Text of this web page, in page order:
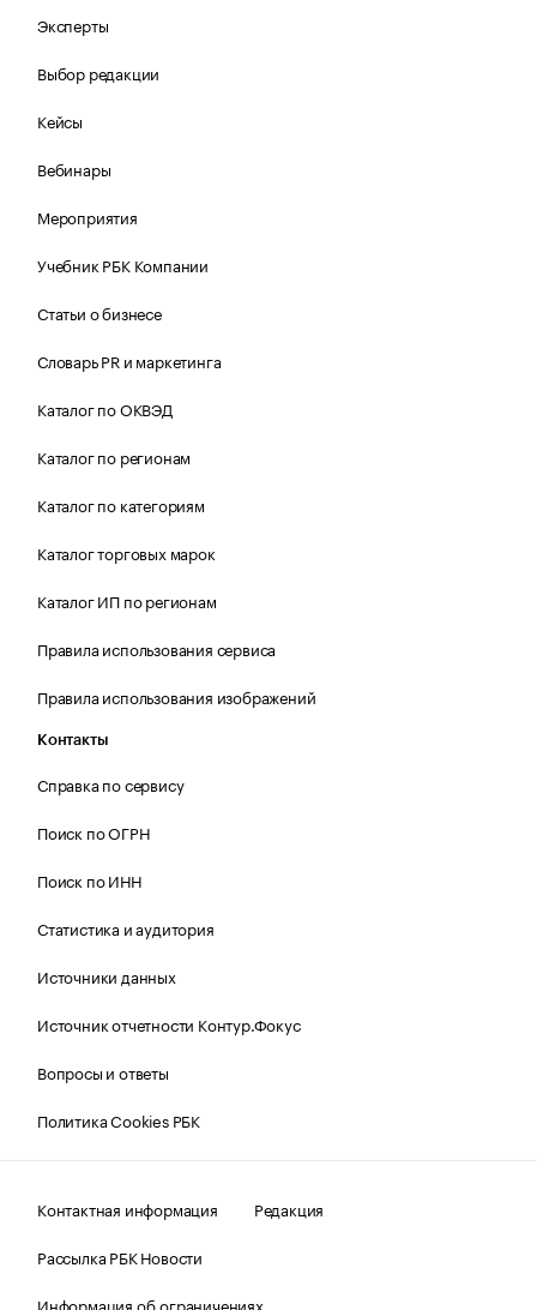
Эксперты
Выбор редакции
Кейсы
Вебинары
Мероприятия
Учебник РБК Компании
Статьи о бизнесе
Словарь PR и маркетинга
Каталог по ОКВЭД
Каталог по регионам
Каталог по категориям
Каталог торговых марок
Каталог ИП по регионам
Правила использования сервиса
Правила использования изображений
Контакты
Справка по сервису
Поиск по ОГРН
Поиск по ИНН
Статистика и аудитория
Источники данных
Источник отчетности Контур.Фокус
Вопросы и ответы
Политика Cookies РБК
Контактная информация
Редакция
Рассылка РБК Новости
Информация об ограничениях